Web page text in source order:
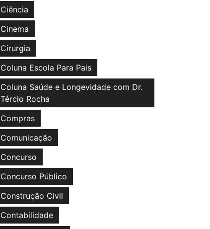
Ciência
Cinema
Cirurgia
Coluna Escola Para Pais
Coluna Saúde e Longevidade com Dr.
Tércio Rocha
Compras
Comunicação
Concurso
Concurso Público
Construção Civil
Contabilidade